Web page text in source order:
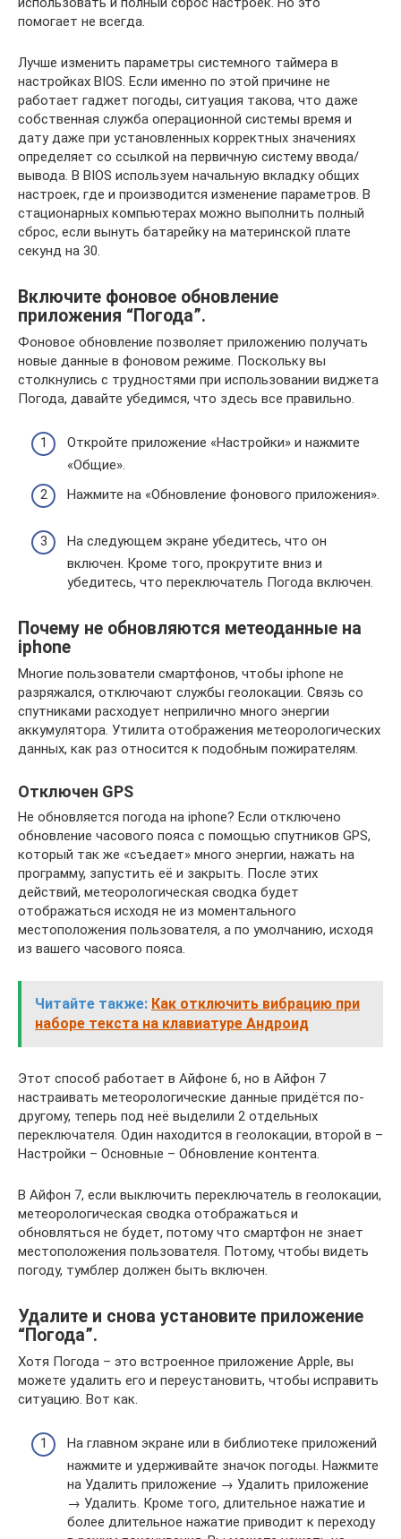
помогает не всегда.
Лучше изменить параметры системного таймера в
настройках BIOS. Если именно по этой причине не
работает гаджет погоды, ситуация такова, что даже
собственная служба операционной системы время и
дату даже при установленных корректных значениях
определяет со ссылкой на первичную систему ввода/
вывода. В BIOS используем начальную вкладку общих
настроек, где и производится изменение параметров. В
стационарных компьютерах можно выполнить полный
сброс, если вынуть батарейку на материнской плате
секунд на 30.
Включите фоновое обновление
приложения “Погода”.
Фоновое обновление позволяет приложению получать
новые данные в фоновом режиме. Поскольку вы
столкнулись с трудностями при использовании виджета
Погода, давайте убедимся, что здесь все правильно.
Откройте приложение «Настройки» и нажмите
«Общие».
Нажмите на «Обновление фонового приложения».
На следующем экране убедитесь, что он
включен. Кроме того, прокрутите вниз и
убедитесь, что переключатель Погода включен.
Почему не обновляются метеоданные на
iphone
Многие пользователи смартфонов, чтобы iphone не
разряжался, отключают службы геолокации. Связь со
спутниками расходует неприлично много энергии
аккумулятора. Утилита отображения метеорологических
данных, как раз относится к подобным пожирателям.
Отключен GPS
Не обновляется погода на iphone? Если отключено
обновление часового пояса с помощью спутников GPS,
который так же «съедает» много энергии, нажать на
программу, запустить её и закрыть. После этих
действий, метеорологическая сводка будет
отображаться исходя не из моментального
местоположения пользователя, а по умолчанию, исходя
из вашего часового пояса.
Читайте также: Как отключить вибрацию при
наборе текста на клавиатуре Андроид
Этот способ работает в Айфоне 6, но в Айфон 7
настраивать метеорологические данные придётся по-
другому, теперь под неё выделили 2 отдельных
переключателя. Один находится в геолокации, второй в –
Настройки – Основные – Обновление контента.
В Айфон 7, если выключить переключатель в геолокации,
метеорологическая сводка отображаться и
обновляться не будет, потому что смартфон не знает
местоположения пользователя. Потому, чтобы видеть
погоду, тумблер должен быть включен.
Удалите и снова установите приложение
“Погода”.
Хотя Погода – это встроенное приложение Apple, вы
можете удалить его и переустановить, чтобы исправить
ситуацию. Вот как.
На главном экране или в библиотеке приложений
нажмите и удерживайте значок погоды. Нажмите
на Удалить приложение → Удалить приложение
→ Удалить. Кроме того, длительное нажатие и
более длительное нажатие приводит к переходу